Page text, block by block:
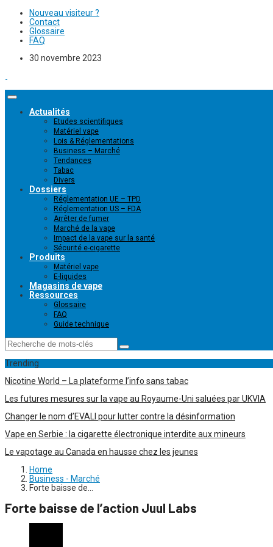
Nouveau visiteur ?
Contact
Glossaire
FAQ
30 novembre 2023
Actualités
Etudes scientifiques
Matériel vape
Lois & Réglementations
Business – Marché
Tendances
Tabac
Divers
Dossiers
Réglementation UE – TPD
Réglementation US – FDA
Arrêter de fumer
Marché de la vape
Impact de la vape sur la santé
Sécurité e-cigarette
Produits
Matériel vape
E-liquides
Magasins de vape
Ressources
Glossaire
FAQ
Guide technique
Trending
Nicotine World – La plateforme l’info sans tabac
Les futures mesures sur la vape au Royaume-Uni saluées par UKVIA
Changer le nom d’EVALI pour lutter contre la désinformation
Vape en Serbie : la cigarette électronique interdite aux mineurs
Le vapotage au Canada en hausse chez les jeunes
Home
Business - Marché
Forte baisse de…
Forte baisse de l’action Juul Labs